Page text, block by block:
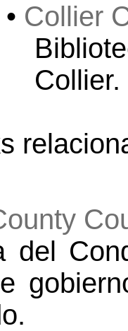
• Collier
Collier.
del